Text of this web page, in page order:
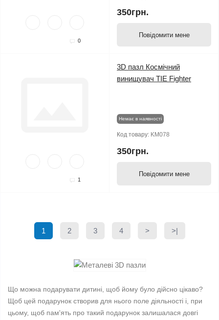
0
350грн.
Повідомити мене
1
3D пазл Космічний
винищувач TIE Fighter
Немає в наявності
Код товару: KM078
350грн.
Повідомити мене
1 2 3 4 > >|
Що можна подарувати дитині, щоб йому було дійсно цікаво?
Щоб цей подарунок створив для нього поле діяльності і, при
цьому, щоб пам'ять про такий подарунок залишалася довгі